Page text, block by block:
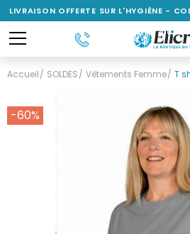
Accueil SOLDES Vêtements Femme T
-60%
LIVRAISON OFFERTE SUR L'HYGIÈNE -
NOTÉ 4,6/5